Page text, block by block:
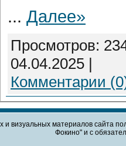
... Далее»
Просмотров:
04.04.2025 |
Комментарии
и визуальных материалов сайта
Фокино" и с